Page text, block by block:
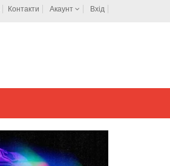
Контакти Акаунт Вхід